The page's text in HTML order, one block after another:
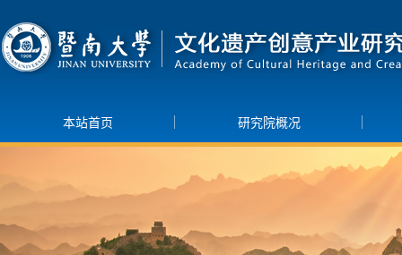
本站首页 研究院概况